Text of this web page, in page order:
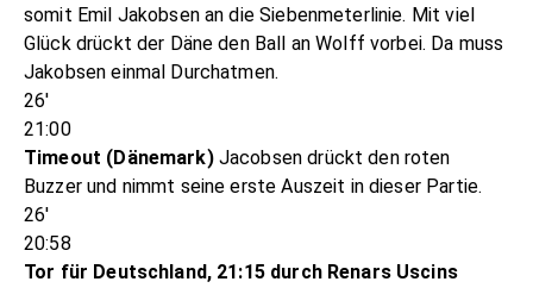
somit Emil Jakobsen an die Siebenmeterlinie. Mit viel
Glück drückt der Däne den Ball an Wolff vorbei. Da muss
Jakobsen einmal Durchatmen.
26'
21:00
Timeout (Dänemark)Jacobsen drückt den roten
Buzzer und nimmt seine erste Auszeit in dieser Partie.
26'
20:58
Tor für Deutschland, 21:15 durch Renars Uscins